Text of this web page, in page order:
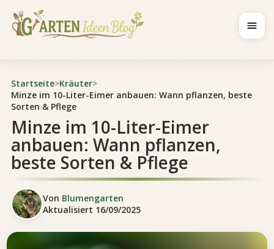
Startseite>Kräuter>
Minze im 10-Liter-Eimer anbauen: Wann pflanzen, beste
Sorten & Pflege
Minze im 10-Liter-Eimer
anbauen: Wann pflanzen,
beste Sorten & Pflege
Von Blumengarten
Aktualisiert 16/09/2025